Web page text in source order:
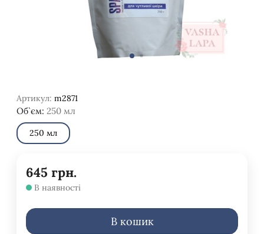
Артикул: m2871
Об`єм: 250 мл
250 мл
645 грн.
В наявності
В кошик